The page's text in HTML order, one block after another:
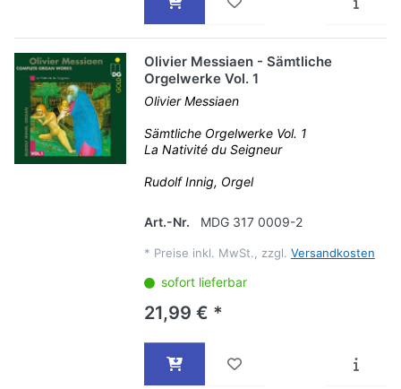
Olivier Messiaen - Sämtliche
Orgelwerke Vol. 1
Olivier Messiaen
Sämtliche Orgelwerke Vol. 1
La Nativité du Seigneur
Rudolf Innig, Orgel
Art.-Nr. MDG 317 0009-2
* Preise inkl. MwSt., zzgl. Versandkosten
sofort lieferbar
21,99 € *